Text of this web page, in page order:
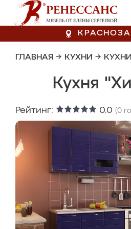
ГЛАВНАЯ → КУХНИ →
Кухня
Рейтинг: 0.0 (0